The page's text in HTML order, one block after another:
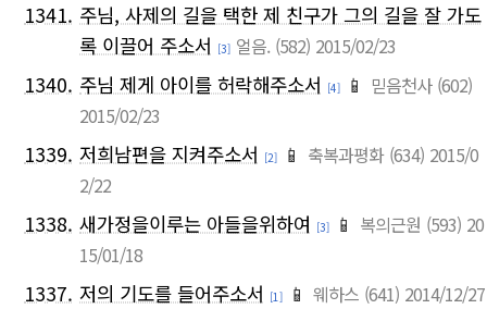
1341. 주님, 사제의 길을 택한 제 친구가 그의 길을 잘 가도
록 이끌어 주소서 [3] 얼음. (582) 2015/02/23
1340. 주님 제게 아이를 허락해주소서 [4] 📱 믿음천사 (602)
2015/02/23
1339. 저희남편을 지켜주소서 [2] 📱 축복과평화 (634) 2015/0
2/22
1338. 새가정을이루는 아들을위하여 [3] 📱 복의근원 (593) 20
15/01/18
1337. 저의 기도를 들어주소서 [1] 📱 웨하스 (641) 2014/12/27